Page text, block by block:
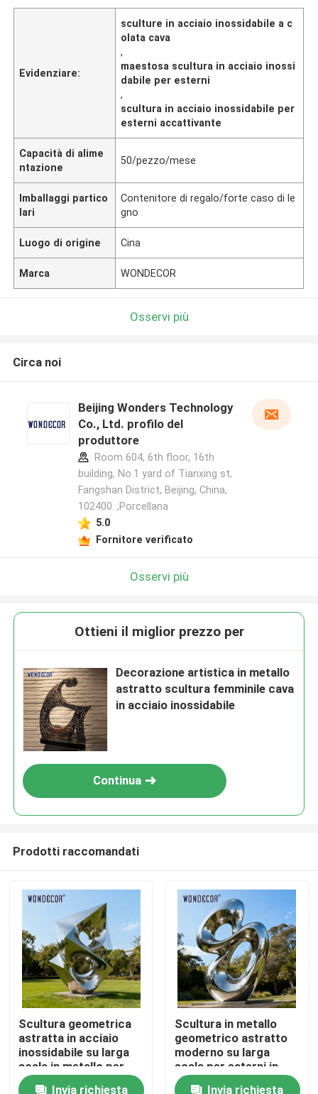
Casa
Prodotti
Chi siamo
Evidenziare:
sculture in acciaio inossidabile a c
olata cava
,
maestosa scultura in acciaio inossi
dabile per esterni
,
scultura in acciaio inossidabile per
esterni accattivante
Capacità di alime
ntazione
50/pezzo/mese
Imballaggi partico
lari
Contenitore di regalo/forte caso di le
gno
Luogo di origine Cina
Marca WONDECOR
Osservi più
Circa noi
Beijing Wonders Technology
Co., Ltd. profilo del
produttore
Room 604, 6th floor, 16th
building, No.1 yard of Tianxing st,
Fangshan District, Beijing, China,
102400. ,Porcellana
5.0
Fornitore verificato
Osservi più
Ottieni il miglior prezzo per
Decorazione artistica in metallo
astratto scultura femminile cava
in acciaio inossidabile
Continua
Prodotti raccomandati
Scultura geometrica
astratta in acciaio
inossidabile su larga
scala in metallo per
parchi all&#39;aperto
Invia richiesta
Scultura in metallo
geometrico astratto
moderno su larga
scala per esterni in
acciaio inossidabile
Invia richiesta